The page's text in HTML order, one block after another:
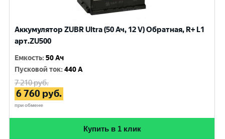
Аккумулятор ZUBR Ultra (50 Ач, 12 V) Обратная, R+ L1
арт.ZU500
Емкость:50 Ач
Пусковой ток:440 A
7 210руб.
6 760 руб.
при обмене
Купить в 1 клик